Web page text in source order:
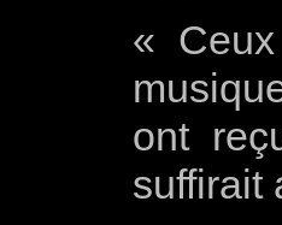
«
ont
suffirait